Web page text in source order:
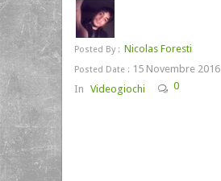
Posted By : Nicolas Foresti
Posted Date : 15 Novembre 2016
In Videogiochi 0